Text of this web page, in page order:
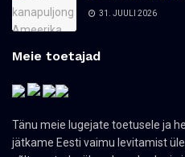
31. JUULI 2026
Meie toetajad
Tänu meie lugejate toetusele ja
jätkame Eesti vaimu levitamist